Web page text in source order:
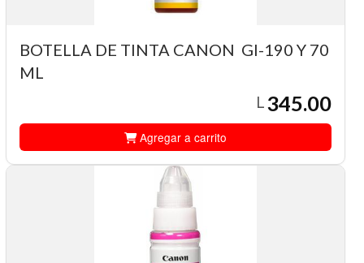
BOTELLA DE TINTA CANON GI-190 Y 70
ML
L345.00
Agregar a carrito